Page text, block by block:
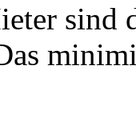
sind